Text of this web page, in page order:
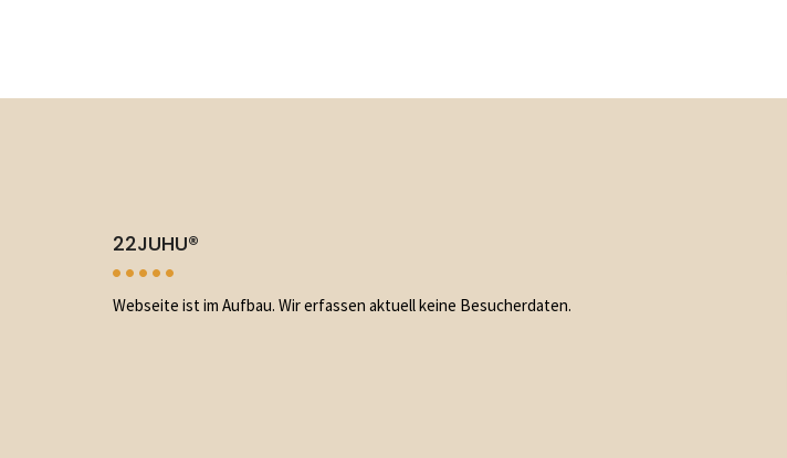
22JUHU®
Webseite ist im Aufbau. Wir erfassen aktuell keine Besucherdaten.